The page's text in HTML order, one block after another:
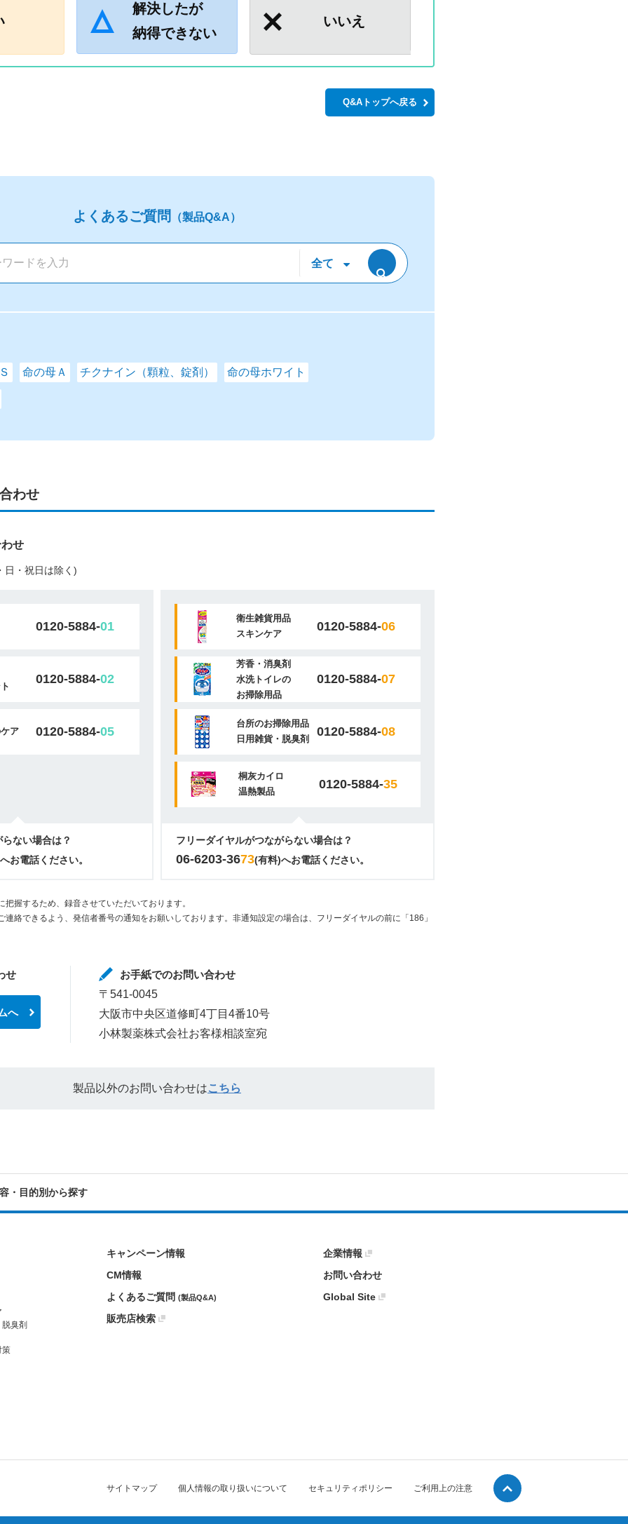
解決したが
納得できない
いいえ
Q&Aトップへ戻る
よくあるご質問 （製品Q&A）
命の母Ａ チクナイン（顆粒、錠剤） 命の母ホワイト
わせ
せ
日・祝日は除く)
0120-5884-01
0120-5884-02
ア 0120-5884-05
ない場合は？
お電話ください。
衛生雑貨用品
スキンケア
0120-5884-06
芳香・消臭剤
水洗トイレの
お掃除用品
0120-5884-07
台所のお掃除用品
日用雑貨・脱臭剤
0120-5884-08
桐灰カイロ
温熱製品
0120-5884-35
フリーダイヤルがつながらない場合は？
06-6203-3673(有料)へお電話ください。
握するため、録音させていただいております。
絡できるよう、発信者番号の通知をお願いしております。非通知設定の場合は、フリーダイヤルの前に「186」
せ
へ
お手紙でのお問い合わせ
〒541-0045
大阪市中央区道修町4丁目4番10号
小林製薬株式会社お客様相談室宛
製品以外のお問い合わせはこちら
・目的別から探す
臭剤
策
キャンペーン情報
CM情報
よくあるご質問 (製品Q&A)
販売店検索
企業情報
お問い合わせ
Global Site
サイトマップ 個人情報の取り扱いについて セキュリティポリシー ご利用上の注意